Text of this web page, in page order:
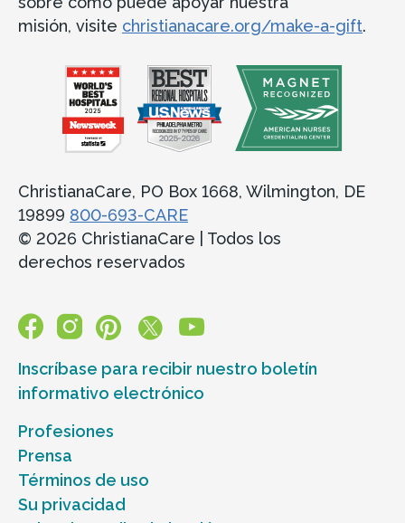
misión, visite christianacare.org/make-a-gift.
ChristianaCare, PO Box 1668, Wilmington, DE
19899 800-693-CARE
© 2026 ChristianaCare | Todos los
derechos reservados
Inscríbase para recibir nuestro boletín
informativo electrónico
Profesiones
Prensa
Términos de uso
Su privacidad